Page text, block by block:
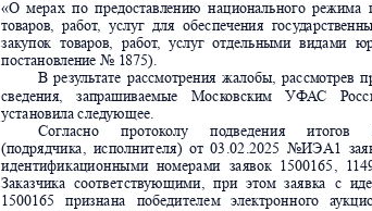
«О мерах по предоставлению национального режима
товаров, работ, услуг для обеспечения государств
закупок товаров, работ, услуг отдельными видами
постановление № 1875).
В результате рассмотрения жалобы, рассмотрев
сведения, запрашиваемые Московским УФАС Ро
установила следующее.
Согласно протоколу подведения итогов
(подрядчика, исполнителя) от 03 .02 .2025 №ИЭА1 зая
идентификационными номерами заявок 1500165, 1
Заказчика
соответствующими, при этом заявка с
1500165 признана
  победителе
м
  э
лектронного аук